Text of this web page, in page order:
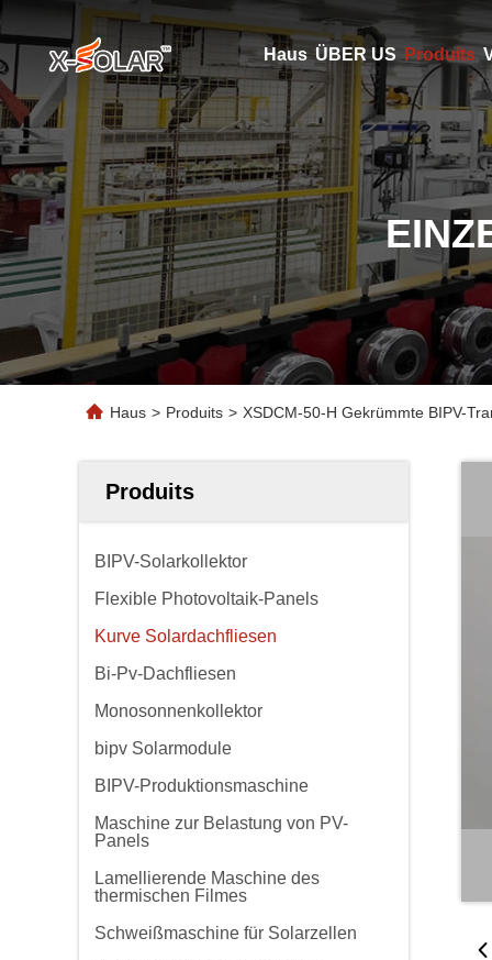
Haus ÜBER US Produits
Haus > Produits > XSDCM-50-H Gekrümmte BIPV-
Produits
BIPV-Solarkollektor
Flexible Photovoltaik-Panels
Kurve Solardachfliesen
Bi-Pv-Dachfliesen
Monosonnenkollektor
bipv Solarmodule
BIPV-Produktionsmaschine
Maschine zur Belastung von PV-
Panels
Lamellierende Maschine des
thermischen Filmes
Schweißmaschine für Solarzellen